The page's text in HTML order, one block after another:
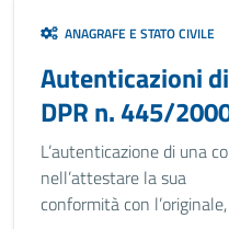
ANAGRAFE E STATO CIVILE
Autenticazioni
DPR n. 445/
L’autenticazione di una
nell’attestare la sua
conformità con